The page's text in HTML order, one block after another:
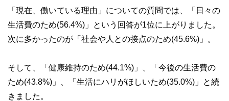
「現在、働いている理由」についての質問では、「日々の
生活費のため(56.4%)」という回答が1位に上がりました。
次に多かったのが「社会や人との接点のため(45.6%)」。
そして、「健康維持のため(44.1%)」、「今後の生活費の
ため(43.8%)」、「生活にハリがほしいため(35.0%)」と続
きました。